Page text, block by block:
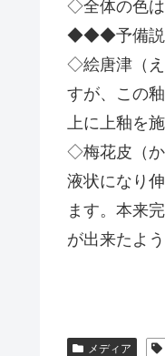
◇全体の色は
◆◆◆予備
◇絵唐津（え
すが、この
上に上釉を
◇梅花皮（か
液状になり
ます。本来
が出来たよ
メディア